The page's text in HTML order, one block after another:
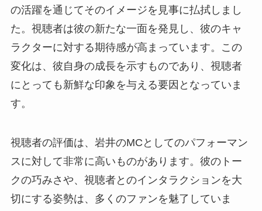
の活躍を通じてそのイメージを見事に払拭しまし
た。視聴者は彼の新たな一面を発見し、彼のキャ
ラクターに対する期待感が高まっています。この
変化は、彼自身の成長を示すものであり、視聴者
にとっても新鮮な印象を与える要因となっていま
す。
視聴者の評価は、岩井のMCとしてのパフォーマン
スに対して非常に高いものがあります。彼のトー
クの巧みさや、視聴者とのインタラクションを大
切にする姿勢は、多くのファンを魅了していま